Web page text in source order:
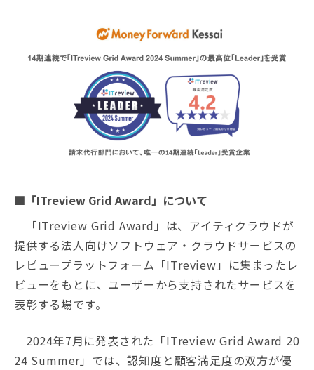
■「ITreview Grid Award」について
「ITreview Grid Award」は、アイティクラウドが
提供する法人向けソフトウェア・クラウドサービスの
レビュープラットフォーム「ITreview」に集まったレ
ビューをもとに、ユーザーから支持されたサービスを
表彰する場です。
2024年7月に発表された「ITreview Grid Award 20
24 Summer」では、認知度と顧客満足度の双方が優